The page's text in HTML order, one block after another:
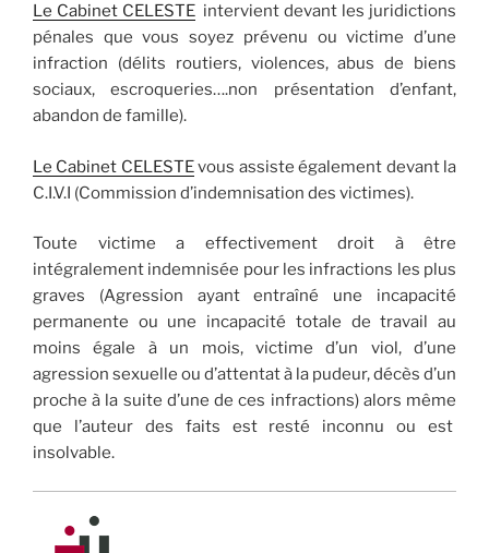
Le Cabinet CELESTEintervient devant les juridictions
pénales que vous soyez prévenu ou victime d’une
infraction (délits routiers, violences, abus de biens
sociaux, escroqueries….non présentation d’enfant,
abandon de famille).
Le Cabinet CELESTEvous assiste également devant la
C.I.V.I (Commission d’indemnisation des victimes).
Toute victime a effectivement droit à être
intégralement indemnisée pour les infractions les plus
graves (Agression ayant entraîné une incapacité
permanente ou une incapacité totale de travail au
moins égale à un mois, victime d’un viol, d’une
agression sexuelle ou d’attentat à la pudeur, décès d’un
proche à la suite d’une de ces infractions) alors même
que l’auteur des faits est resté inconnu ou est
insolvable.